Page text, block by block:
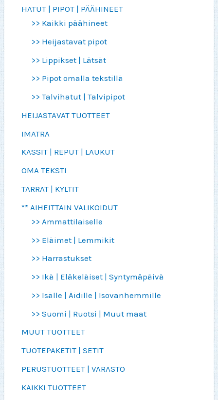
HATUT | PIPOT | PÄÄHINEET
>> Kaikki päähineet
>> Heijastavat pipot
>> Lippikset | Lätsät
>> Pipot omalla tekstillä
>> Talvihatut | Talvipipot
HEIJASTAVAT TUOTTEET
IMATRA
KASSIT | REPUT | LAUKUT
OMA TEKSTI
TARRAT | KYLTIT
** AIHEITTAIN VALIKOIDUT
>> Ammattilaiselle
>> Eläimet | Lemmikit
>> Harrastukset
>> Ikä | Eläkeläiset | Syntymäpäivä
>> Isälle | Äidille | Isovanhemmille
>> Suomi | Ruotsi | Muut maat
MUUT TUOTTEET
TUOTEPAKETIT | SETIT
PERUSTUOTTEET | VARASTO
KAIKKI TUOTTEET